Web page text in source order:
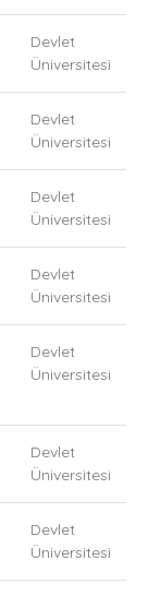
Devlet
Üniversitesi
Devlet
Üniversitesi
Devlet
Üniversitesi
Devlet
Üniversitesi
Devlet
Üniversitesi
Devlet
Üniversitesi
Devlet
Üniversitesi